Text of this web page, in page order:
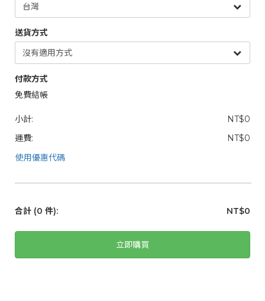
送貨方式
付款方式
免費結帳
小計:
NT$0
運費:
NT$0
使用優惠代碼
合計 (0 件): NT$0
立即購買